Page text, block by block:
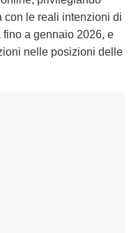
con le reali intenzioni di
a gennaio 2026, e
nelle posizioni delle